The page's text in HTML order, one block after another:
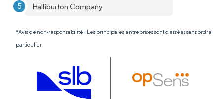
Halliburton Company
*Avis de non-responsabilité : Les principales entreprises sont classées sans ordre
particulier